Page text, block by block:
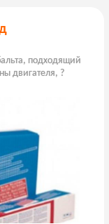
подходящий
двигателя, ?